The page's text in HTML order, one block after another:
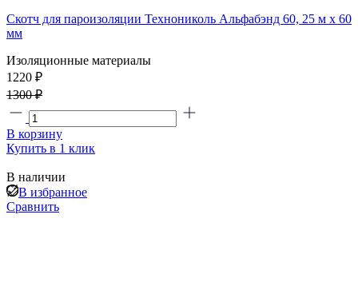
Скотч для пароизоляции Технониколь Альфабэнд 60, 25 м х 60
мм
Изоляционные материалы
1220 ₽
1300 ₽
В корзину
Купить в 1 клик
В наличии
В избранное
Сравнить